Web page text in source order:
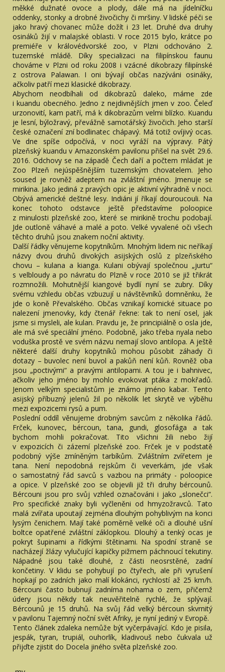
měkké dužnaté ovoce a plody, dále má na jídelníčku
oddenky, stonky a drobné živočichy či mršiny. V lidské péči se
jako hravý chovanec může dožít i 23 let. Druhé dva druhy
osináků žijí v malajské oblasti. V roce 2015 bylo, krátce po
premiéře v královédvorské zoo, v Plzni odchováno 2.
tuzemské mládě. Díky specializaci na filipínskou faunu
chováme v Plzni od roku 2008 i vzácné dikobrazy filipínské
z ostrova Palawan. I oni bývají občas nazýváni osináky,
ačkoliv patří mezi klasické dikobrazy.
Abychom neodbíhali od dikobrazů daleko, máme zde
i kuandu obecného. Jedno z nejdivnějších jmen v zoo. Čeleď
urzonovití, kam patří, má k dikobrazům velmi blízko. Kuandu
je lesní, býložravý, převážně samotářský živočich. Jeho starší
české označení zní bodlinatec chápavý. Má totiž ovíjivý ocas.
Ve dne spíše odpočívá, v noci vyráží na výpravy. Pátý
plzeňský kuandu v Amazonském pavilonu přišel na svět 29.6.
2016. Odchovy se na západě Čech daří a počtem mláďat je
Zoo Plzeň nejúspěšnějším tuzemským chovatelem. Jeho
soused je rovněž adeptem na zvláštní jméno. Jmenuje se
mirikina. Jako jediná z pravých opic je aktivní výhradně v noci.
Obývá americké deštné lesy. Indiáni jí říkají douroucouli. Na
konec tohoto odstavce ještě představíme poloopice
z minulosti plzeňské zoo, které se mirikině trochu podobají.
Jde outloně váhavé a malé a poto. Velké vyvalené oči všech
těchto druhů jsou znakem noční aktivity.
Další řádky věnujeme kopytníkům. Mnohým lidem nic neříkají
názvy dvou druhů divokých asijských oslů z plzeňského
chovu – kulana a kianga. Kulani obývají společnou „jurtu“
s velbloudy a po návratu do Plzně v roce 2010 se již třikrát
rozmnožili. Mohutnější kiangové bydlí nyní se zubry. Díky
svému vzhledu občas vzbuzují u návštěvníků domněnku, že
jde o koně Převalského. Občas vznikají komické situace po
nalezení jmenovky, kdy čtenář řekne: tak to není osel, jak
jsme si mysleli, ale kulan. Pravdu je, že principiálně o osla jde,
ale má své speciální jméno. Podobně, jako třeba nyala nebo
voduška prostě ve svém názvu nemají slovo antilopa. A ještě
některé další druhy kopytníků mohou působit záhady či
dotazy – buvolec není buvol a pakůň není kůň. Rovněž oba
jsou „poctivými“ a pravými antilopami. A tou je i bahnivec,
ačkoliv jeho jméno by mohlo evokovat ptáka z mokřadů.
Jenom velkým specialistům je známo jméno kabar. Tento
asijský příbuzný jelenů žil po několik let skrytě ve výběhu
mezi expozicemi rysů a pum.
Poslední oddíl věnujeme drobným savcům z několika řádů.
Frček, kunovec, bércoun, tana, gundi, glosofága a tak
bychom mohli pokračovat. Tito všichni žili nebo žijí
v expozicích či zázemí plzeňské zoo. Frček je v podstatě
podobný výše zmíněným tarbíkům. Zvláštním zvířetem je
tana. Není nepodobná rejskům či veverkám, jde však
o samostatný řád savců s vazbou na primáty - poloopice
a opice. V plzeňské zoo se objevili již tři druhy bércounů.
Bércouni jsou pro svůj vzhled označováni i jako „slonečci“.
Pro specifické znaky byli vyčleněni od hmyzožravců. Tato
malá zvířata upoutají zejména dlouhým pohyblivým na konci
lysým čenichem. Mají také poměrně velké oči a dlouhé ušní
boltce opatřené zvláštní záklopkou. Dlouhý a tenký ocas je
pokryt šupinami a řídkými štětinami. Na spodní straně se
nacházejí žlázy vylučující kapičky pižmem páchnoucí tekutiny.
Nápadné jsou také dlouhé, z části neosrstěné, zadní
končetiny. V klidu se pohybují po čtyřech, ale při vyrušení
hopkají po zadních jako malí klokánci, rychlostí až 25 km/h.
Bércouni často bubnují zadníma nohama o zem, přičemž
údery jsou někdy tak neuvěřitelně rychlé, že splývají.
Bércounů je 15 druhů. Na svůj řád velký bércoun skvrnitý
v pavilonu Tajemný noční svět Afriky, je nyní jediný v Evropě.
Tento článek zdaleka nemůže být vyčerpávající. Kdo je pisila,
jespák, tyran, trupiál, ouhorlík, kladivouš nebo čukvala už
přijďte zjistit do Docela jiného světa plzeňské zoo.